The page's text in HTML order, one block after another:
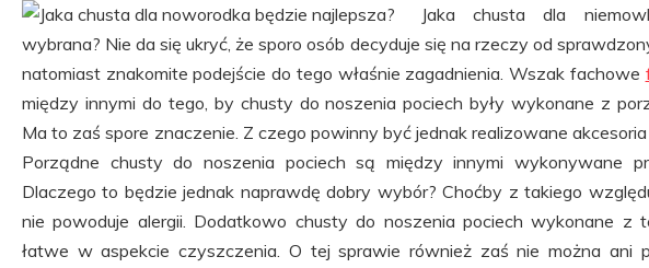
Jaka chusta dla
wybrana? Nie da się ukryć, że sporo osób decyduje się na rzeczy od
natomiast znakomite podejście do tego właśnie zagadnienia. Wszak fachowe
między innymi do tego, by chusty do noszenia pociech były wykonane z
Ma to zaś spore znaczenie. Z czego powinny być jednak realizowane
Porządne chusty do noszenia pociech są między innymi wykonywane
Dlaczego to będzie jednak naprawdę dobry wybór? Choćby z takiego
nie powoduje alergii. Dodatkowo chusty do noszenia pociech wykonane z
łatwe w aspekcie czyszczenia. O tej sprawie również zaś nie można ani